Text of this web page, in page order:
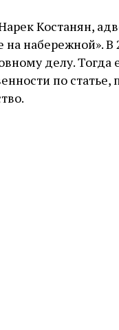
Костанян,
набережной».
делу. Тогда
по